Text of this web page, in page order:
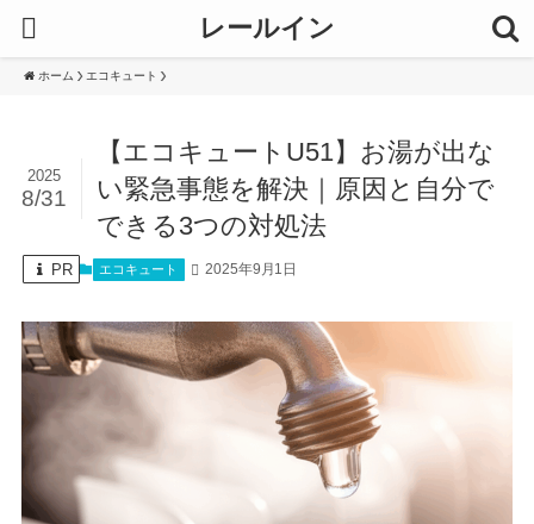
レールイン
ホーム エコキュート
【エコキュートU51】お湯が出な
い緊急事態を解決｜原因と自分で
できる3つの対処法
2025
8/31
PR エコキュート 2025年9月1日